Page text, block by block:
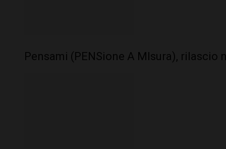
Pensami (PENSione A MIsura), rilascio